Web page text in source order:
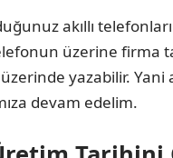
akıllı
üzerine firma
yazabilir.
devam edelim.